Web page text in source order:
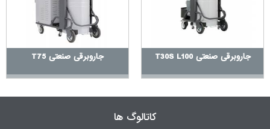
پرکاربرد می باشند. استفاده از مکنده در چنین محیط هایی موجب
تسریع در عملیات تولید می گردد که باعث می شود تا حد زیادی بازده
جاروبرقی صنعتی T30S L100 جاروبرقی صنعتی T75
کاتالوگ ها